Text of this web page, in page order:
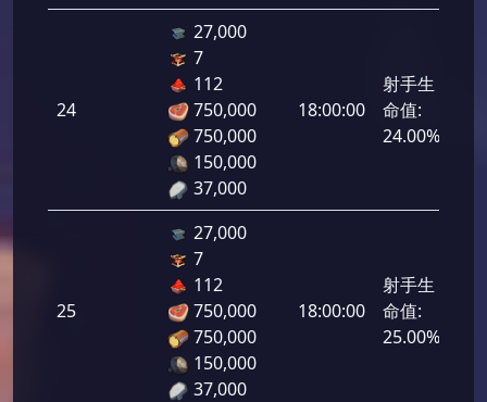
24
27,000
7
112
750,000
750,000
150,000
37,000
18:00:00
射手生
命值:
24.00%
25
27,000
7
112
750,000
750,000
150,000
37,000
18:00:00
射手生
命值:
25.00%